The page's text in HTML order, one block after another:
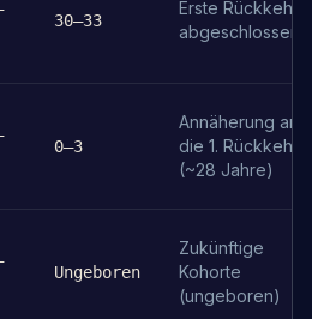
30–33
Erste Rückkehr
abgeschlossen
0–3
Annäherung an
die 1. Rückkehr
(~28 Jahre)
Ungeboren
Zukünftige
Kohorte
(ungeboren)